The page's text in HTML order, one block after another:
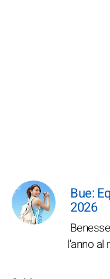
Bue:
2026
l'anno al